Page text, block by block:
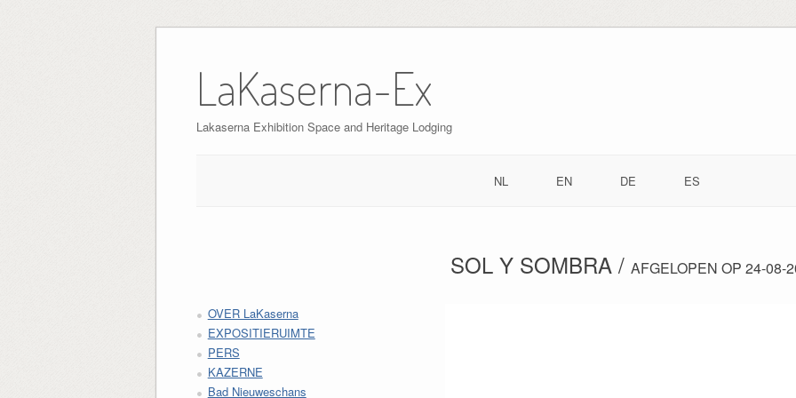
content
LaKaserna-Ex
Lakaserna Exhibition Space and Heritage Lodging
NL EN DE ES
SOL Y SOMBRA / AFGELOPEN OP 24-08-
OVER LaKaserna
EXPOSITIERUIMTE
PERS
KAZERNE
Bad Nieuweschans